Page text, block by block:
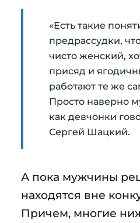
«Есть такие
предрассудки,
чисто женский,
присяд и
работают те же
Просто наверно
как девчонки
Сергей Шацкий.
А пока мужчины
находятся вне
Причем, многие